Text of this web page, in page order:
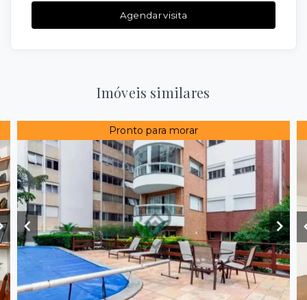
Agendar visita
Imóveis similares
Pronto para morar